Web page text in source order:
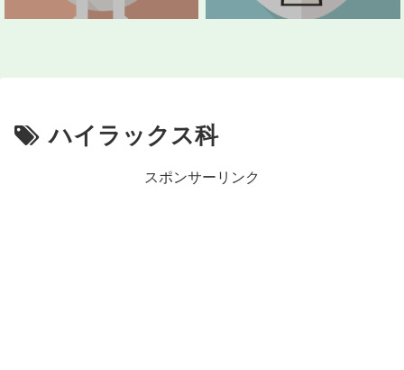
ハイラックス科
スポンサーリンク